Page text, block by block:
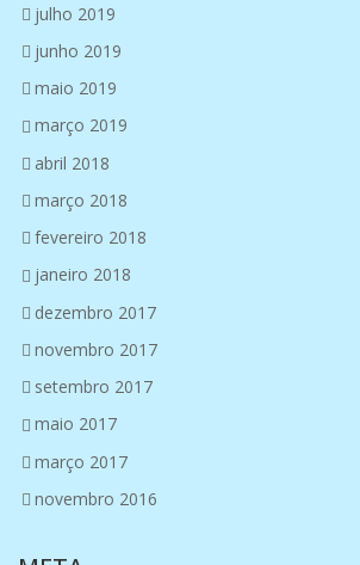
julho 2019
junho 2019
maio 2019
março 2019
abril 2018
março 2018
fevereiro 2018
janeiro 2018
dezembro 2017
novembro 2017
setembro 2017
maio 2017
março 2017
novembro 2016